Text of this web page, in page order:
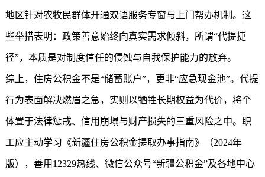
地区针对农牧民群体开通双语服务专窗与上门帮办机制。这
些举措表明：政策善意始终向真实需求倾斜，所谓“代提捷
径”，本质是对制度信任的侵蚀与自我保护能力的放弃。
综上，住房公积金不是“储蓄账户”，更非“应急现金池”。代提
行为表面解决燃眉之急，实则以牺牲长期权益为代价，将个
体置于法律惩戒、信用崩塌与财产损失的三重风险之中。职
工应主动学习《新疆住房公积金提取办事指南》（2024年
版），善用12329热线、微信公众号“新疆公积金”及各地中心